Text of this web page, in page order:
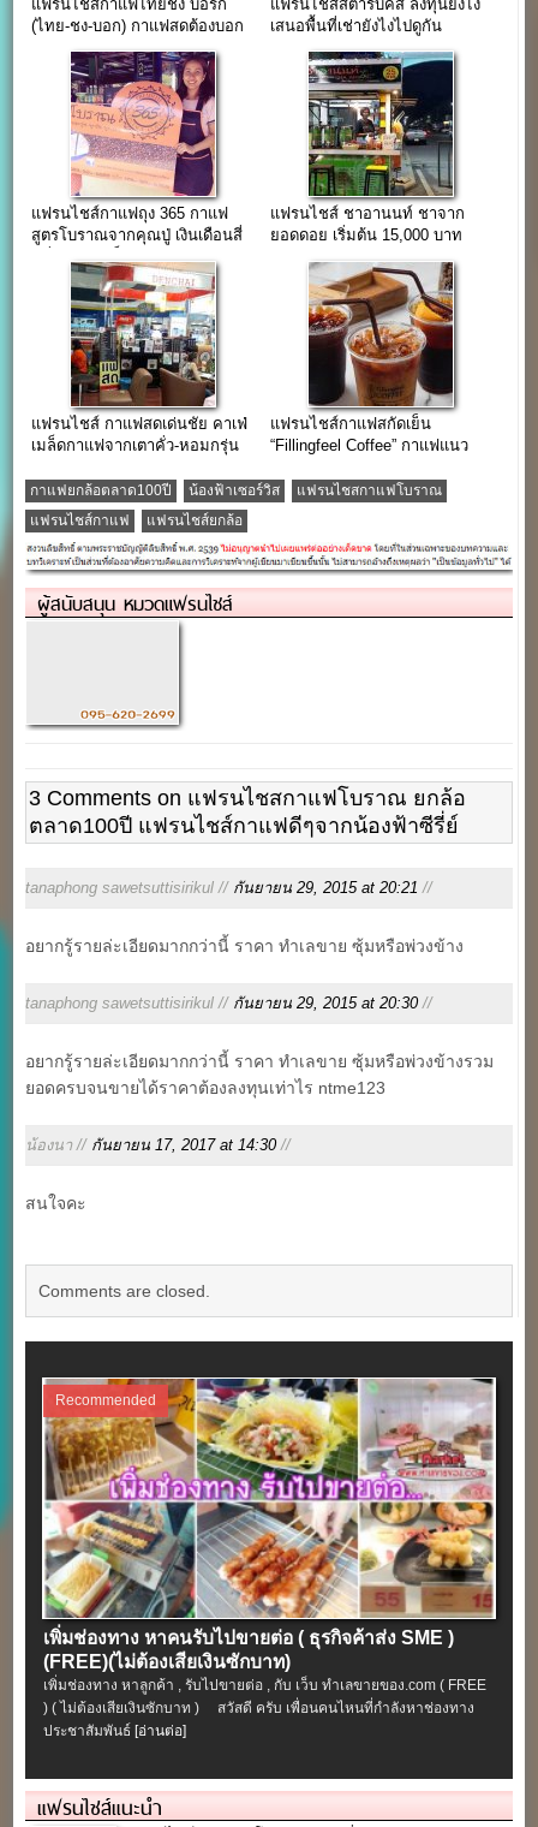
แฟรนไชส์กาแฟไทยชง บอรก
(ไทย-ชง-บอก) กาแฟสดต้องบอก
แฟรนไชส์สตาร์บัคส์ ลงทุนยังไง
เสนอพื้นที่เช่ายังไงไปดูกัน
แฟรนไชส์กาแฟถุง 365 กาแฟ
สูตรโบราณจากคุณปู่ เงินเดือนสี่
แฟรนไชส์ ชาอานนท์ ชาจาก
ยอดดอย เริ่มต้น 15,000 บาท
แฟรนไชส์ กาแฟสดเด่นชัย คาเฟ่
เมล็ดกาแฟจากเตาคั่ว-หอมกรุ่น
แฟรนไชส์กาแฟสกัดเย็น
“Fillingfeel Coffee” กาแฟแนว
กาแฟยกล้อตลาด100ปี น้องฟ้าเซอร์วิส
แฟรนไชสกาแฟโบราณ
แฟรนไชส์กาแฟ
แฟรนไชส์ยกล้อ
ผู้สนับสนุน หมวดแฟรนไชส์
3 Comments on แฟรนไชสกาแฟโบราณ ยกล้อ
ตลาด100ปี แฟรนไชส์กาแฟดีๆจากน้องฟ้าซีรี่ย์
tanaphong sawetsuttisirikul // กันยายน 29, 2015 at 20:21 //
อยากรู้รายล่ะเอียดมากกว่านี้ ราคา ทำเลขาย ซุ้มหรือพ่วงข้าง
tanaphong sawetsuttisirikul // กันยายน 29, 2015 at 20:30//
อยากรู้รายล่ะเอียดมากกว่านี้ ราคา ทำเลขาย ซุ้มหรือพ่วงข้างรวม
ยอดครบจนขายได้ราคาต้องลงทุนเท่าไร ntme123
น้องนา // กันยายน 17, 2017 at 14:30//
สนใจคะ
Comments are closed.
Recommended
เพิ่มช่องทาง หาคนรับไปขายต่อ ( ธุรกิจค้าส่ง SME )
(FREE)(ไม่ต้องเสียเงินซักบาท)
เพิ่มช่องทาง หาลูกค้า , รับไปขายต่อ , กับ เว็บ ทำเลขายของ.com ( FREE
) ( ไม่ต้องเสียเงินซักบาท ) สวัสดี ครับ เพื่อนคนไหนที่กำลังหาช่องทาง
ประชาสัมพันธ์ [อ่านต่อ]
แฟรนไชส์แนะนำ